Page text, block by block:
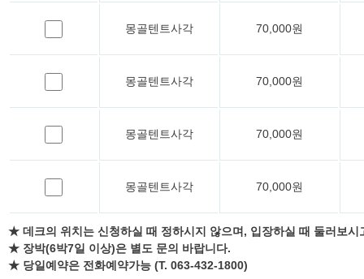
몽골텐트사각 70,000원
몽골텐트사각 70,000원
몽골텐트사각 70,000원
몽골텐트사각 70,000원
★ 데크의 위치는 신청하실 때 정하시지 않으며, 입장하실 때 둘러보시
★ 장박(6박7일 이상)은 별도 문의 바랍니다.
★ 당일예약은 전화예약가능 (T. 063-432-1800)